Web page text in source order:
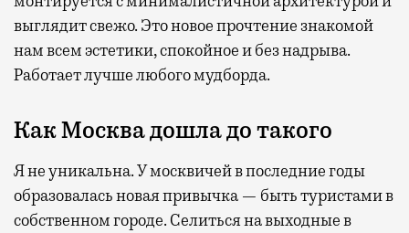
выглядит свежо. Это новое прочтение знакомой
нам всем эстетики, спокойное и без надрыва.
Работает лучше любого мудборда.
Как Москва дошла до такого
Я не уникальна. У москвичей в последние годы
образовалась новая привычка — быть туристами в
собственном городе. Селиться на выходные в